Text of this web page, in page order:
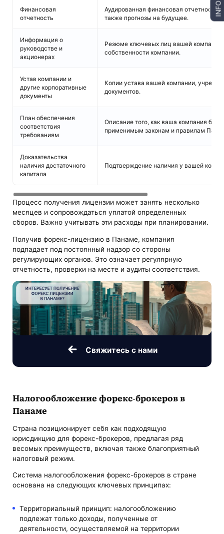
Финансовая
отчетность
Аудированная финансовая отчетность
также прогнозы на будущее.
Информация о
руководстве и
акционерах
Резюме ключевых лиц вашей
собственности компании.
Устав компании и
другие корпоративные
документы
Копии устава вашей компании,
документов.
План обеспечения
соответствия
требованиям
Описание того, как ваша компания
применимым законам и правилам
Доказательства
наличия достаточного
капитала
Подтверждение наличия у вашей
Процесс получения лицензии может занять несколько
месяцев и сопровождаться уплатой определенных
сборов. Важно учитывать эти расходы при планировании.
Получив форекс-лицензию в Панаме, компания
подпадает под постоянный надзор со стороны
регулирующих органов. Это означает регулярную
отчетность, проверки на месте и аудиты соответствия.
Свяжитесь с нами
Налогообложение форекс-брокеров в
Панаме
Страна позиционирует себя как подходящую
юрисдикцию для форекс-брокеров, предлагая ряд
весомых преимуществ, включая также благоприятный
налоговый режим.
Система налогообложения форекс-брокеров в стране
основана на следующих ключевых принципах:
Территориальный принцип: налогообложению
подлежат только доходы, полученные от
деятельности, осуществляемой на территории
INFO